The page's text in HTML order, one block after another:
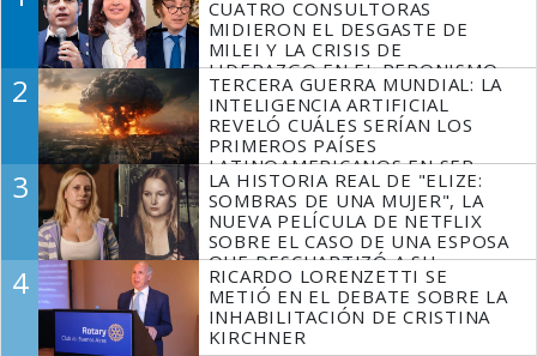
CUATRO CONSULTORAS
MIDIERON EL DESGASTE DE
MILEI Y LA CRISIS DE
LIDERAZGO EN EL PERONISMO
2
TERCERA GUERRA MUNDIAL: LA
INTELIGENCIA ARTIFICIAL
REVELÓ CUÁLES SERÍAN LOS
PRIMEROS PAÍSES
LATINOAMERICANOS EN SER
DERROTADOS
3
LA HISTORIA REAL DE "ELIZE:
SOMBRAS DE UNA MUJER", LA
NUEVA PELÍCULA DE NETFLIX
SOBRE EL CASO DE UNA ESPOSA
QUE DESCUARTIZÓ A SU
MARIDO
4
RICARDO LORENZETTI SE
METIÓ EN EL DEBATE SOBRE LA
INHABILITACIÓN DE CRISTINA
KIRCHNER